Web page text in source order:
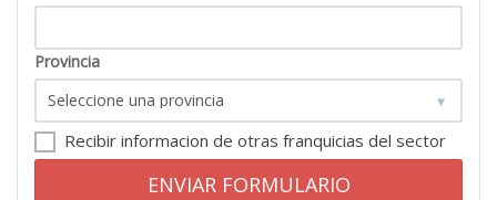
Provincia
Recibir informacion de otras franquicias del sector
ENVIAR FORMULARIO